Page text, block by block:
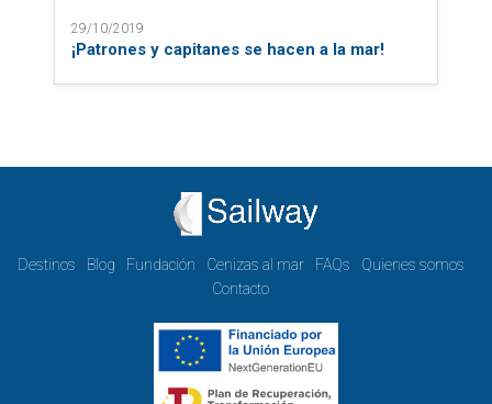
29/10/2019
¡Patrones y capitanes se hacen a la mar!
Destinos Blog Fundación Cenizas al mar FAQs
Quienes somos
Contacto